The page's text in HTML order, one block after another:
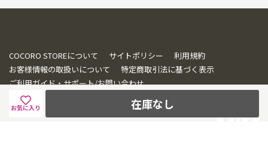
在庫なし
お気に入り
COCORO STOREについて サイトポリシー
利用規約
お客様情報の取扱いについて
特定商取引法に基づく表示
ご利用ガイド・サポート/お問い合わせ